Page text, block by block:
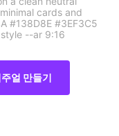
cards and
#138D8E #3EF3C5
--ar 9:16
얼 만들기